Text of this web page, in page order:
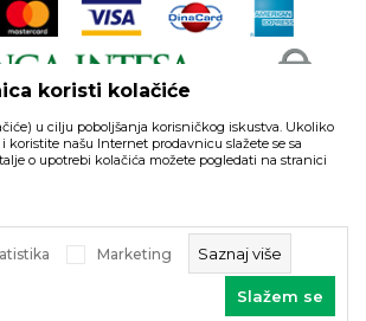
su deo naše ponude i ne podrazumeva
dostupni u svakom trenutku.
, IzradaNB SOFT. Sva prava
koristi kolačiće
u cilju poboljšanja korisničkog iskustva. Ukoliko
koristite našu Internet prodavnicu slažete se sa
o upotrebi kolačića možete pogledati na stranici
Marketing Saznaj više
Slažem se